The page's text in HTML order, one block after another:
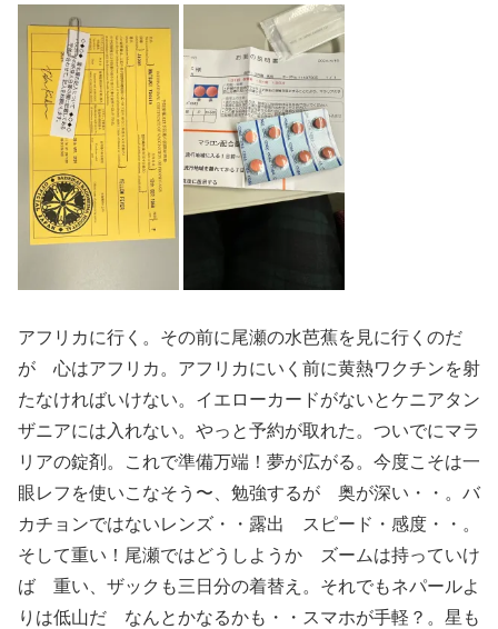
アフリカに行く。その前に尾瀬の水芭蕉を見に行くのだ
が 心はアフリカ。アフリカにいく前に黄熱ワクチンを射
たなければいけない。イエローカードがないとケニアタン
ザニアには入れない。やっと予約が取れた。ついでにマラ
リアの錠剤。これで準備万端！夢が広がる。今度こそは一
眼レフを使いこなそう〜、勉強するが 奥が深い・・。バ
カチョンではないレンズ・・露出 スピード・感度・・。
そして重い！尾瀬ではどうしようか ズームは持っていけ
ば 重い、ザックも三日分の着替え。それでもネパールよ
りは低山だ なんとかなるかも・・スマホが手軽？。星も